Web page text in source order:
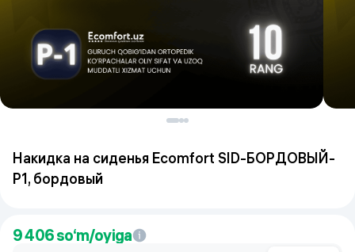
Накидка на сиденья Ecomfort SID-БОРДОВЫЙ-
P1, бордовый
9 406so‘m/oyiga